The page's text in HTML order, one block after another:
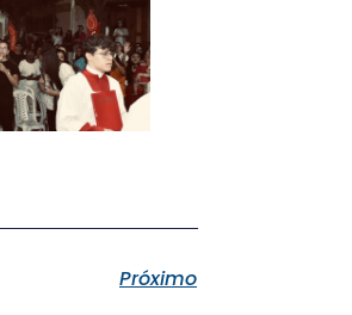
Próximo